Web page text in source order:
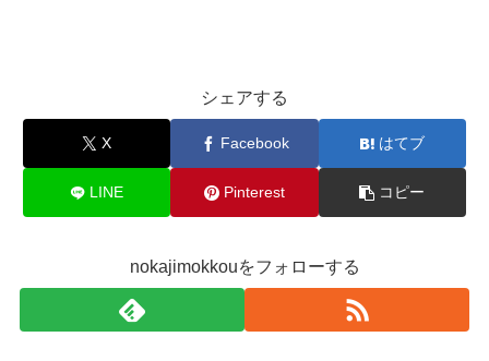
シェアする
X Facebook はてブ
LINE Pinterest コピー
nokajimokkouをフォローする